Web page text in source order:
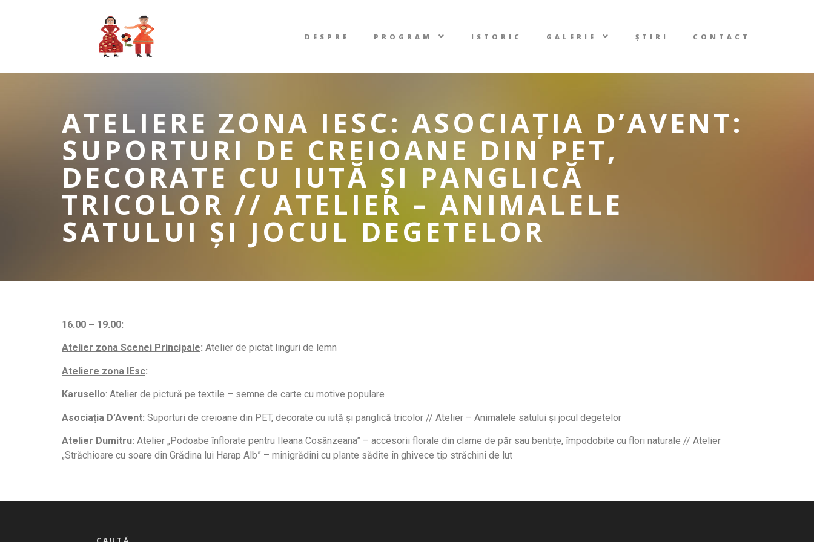
DESPRE PROGRAM ISTORIC GALERIE ȘTIRI CONTACT
ATELIERE ZONA IESC: ASOCIAȚIA D’AVENT:
SUPORTURI DE CREIOANE DIN PET,
DECORATE CU IUTĂ ȘI PANGLICĂ
TRICOLOR // ATELIER – ANIMALELE
SATULUI ȘI JOCUL DEGETELOR
16.00 – 19.00:
Atelier zona Scenei Principale: Atelier de pictat linguri de lemn
Ateliere zona IEsc:
Karusello: Atelier de pictură pe textile – semne de carte cu motive populare
Asociația D’Avent: Suporturi de creioane din PET, decorate cu iută și panglică tricolor // Atelier – Animalele satului și jocul degetelor
Atelier Dumitru: Atelier „Podoabe înflorate pentru Ileana Cosânzeana” – accesorii florale din clame de păr sau bentițe, împodobite cu flori naturale // Atelier
„Străchioare cu soare din Grădina lui Harap Alb” – minigrădini cu plante sădite în ghivece tip străchini de lut